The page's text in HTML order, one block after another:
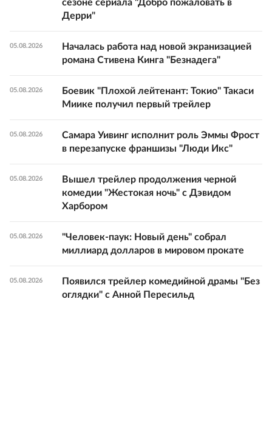
сезоне сериала "Добро пожаловать в
Дерри"
05.08.2026
Началась работа над новой экранизацией
романа Стивена Кинга "Безнадега"
05.08.2026
Боевик "Плохой лейтенант: Токио" Такаси
Миике получил первый трейлер
05.08.2026
Самара Уивинг исполнит роль Эммы Фрост
в перезапуске франшизы "Люди Икс"
05.08.2026
Вышел трейлер продолжения черной
комедии "Жестокая ночь" с Дэвидом
Харбором
05.08.2026
"Человек-паук: Новый день" собрал
миллиард долларов в мировом прокате
05.08.2026
Появился трейлер комедийной драмы "Без
оглядки" с Анной Пересильд